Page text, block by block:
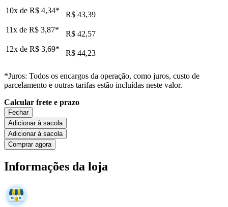
10x de R$ 4,34*
R$ 43,39
11x de R$ 3,87*
R$ 42,57
12x de R$ 3,69* R$ 44,23
*Juros: Todos os encargos da operação, como juros, custo de
parcelamento e outras tarifas estão incluídas neste valor.
Calcular frete e prazo
Fechar
Adicionar à sacola
Adicionar à sacola
Comprar agora
Informações da loja